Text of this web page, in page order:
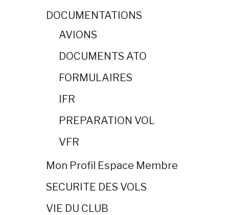
DOCUMENTATIONS
AVIONS
DOCUMENTS ATO
FORMULAIRES
IFR
PREPARATION VOL
VFR
Mon Profil Espace Membre
SECURITE DES VOLS
VIE DU CLUB